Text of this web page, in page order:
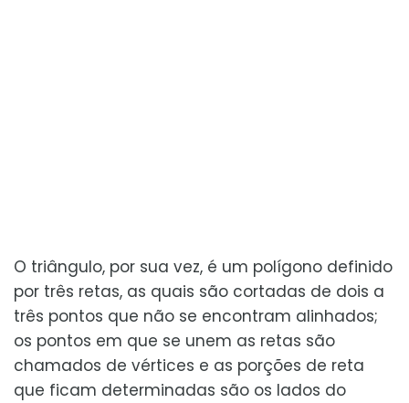
O triângulo, por sua vez, é um polígono definido
por três retas, as quais são cortadas de dois a
três pontos que não se encontram alinhados;
os pontos em que se unem as retas são
chamados de vértices e as porções de reta
que ficam determinadas são os lados do